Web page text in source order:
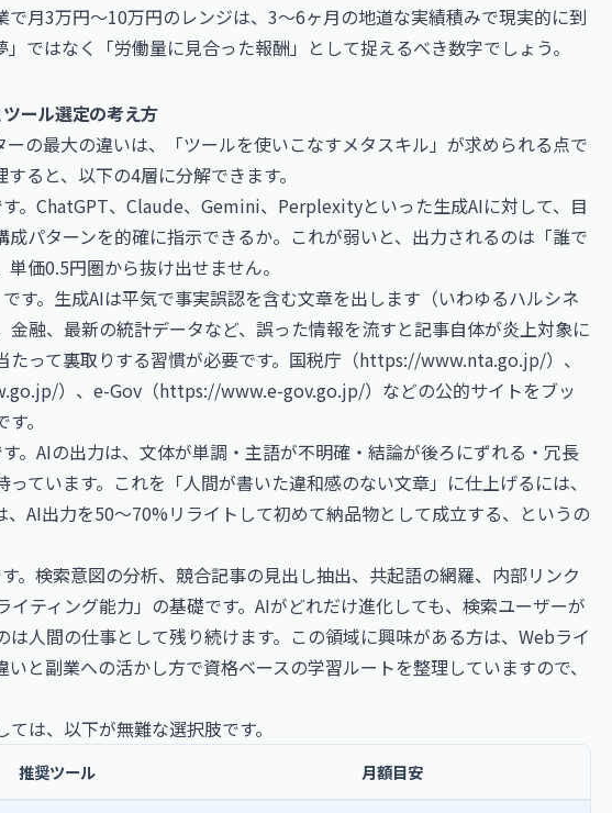
で月3万円〜10万円のレンジは、3〜6ヶ月の地道な実績積みで現実的に到
ではなく「労働量に見合った報酬」として捉えるべき数字でしょう。
ール選定の考え方
の最大の違いは、「ツールを使いこなすメタスキル」が求められる点で
ると、以下の4層に分解できます。
。ChatGPT、Claude、Gemini、Perplexityといった生成AIに対して、目
パターンを的確に指示できるか。これが弱いと、出力されるのは「誰で
価0.5円圏から抜け出せません。
す。生成AIは平気で事実誤認を含む文章を出します（いわゆるハルシネ
金融、最新の統計データなど、誤った情報を流すと記事自体が炎上対象に
って裏取りする習慣が必要です。国税庁（https://www.nta.go.jp/）、
）、e-Gov（https://www.e-gov.go.jp/）などの公的サイトをブッ
。
。AIの出力は、文体が単調・主語が不明確・結論が後ろにずれる・冗長
ています。これを「人間が書いた違和感のない文章」に仕上げるには、
AI出力を50〜70%リライトして初めて納品物として成立する、というの
。検索意図の分析、競合記事の見出し抽出、共起語の網羅、内部リンク
ティング能力」の基礎です。AIがどれだけ進化しても、検索ユーザーが
人間の仕事として残り続けます。この領域に興味がある方は、 Webライ
いと副業への活かし方で資格ベースの学習ルートを整理していますので、
は、以下が無難な選択肢です。
推奨ツール 月額目安